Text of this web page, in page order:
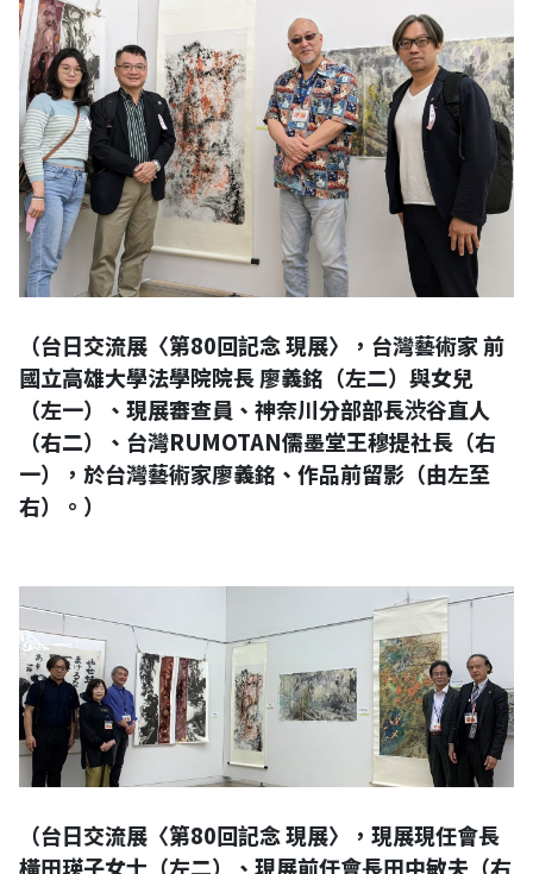
（台日交流展〈第80回記念 現展〉，台灣藝術家 前
國立高雄大學法學院院長 廖義銘（左二）與女兒
（左一）、現展審查員、神奈川分部部長渋谷直人
（右二）、台灣RUMOTAN儒墨堂王穆提社長（右
一），於台灣藝術家廖義銘、作品前留影（由左至
右）。）
（台日交流展〈第80回記念 現展〉，現展現任會長
橫田瑛子女士（左二）、現展前任會長田中敏夫（右